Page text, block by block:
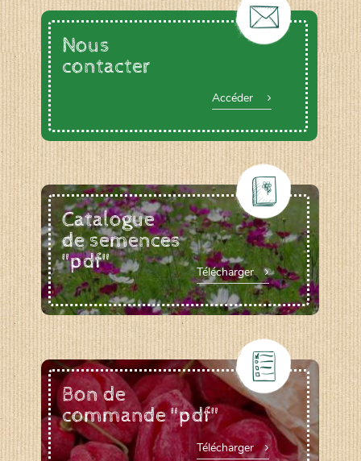
Nous
contacter
Accéder
Catalogue
de semences
"pdf"
Télécharger
Bon de
commande "pdf"
Télécharger